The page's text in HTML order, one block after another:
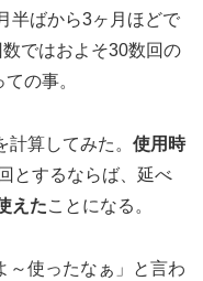
半ばから3ヶ月ほどで
ではおよそ30数回の
の事。
算してみた。 使用時
とするならば、延べ
えたことになる。
～使ったなぁ」と言わ